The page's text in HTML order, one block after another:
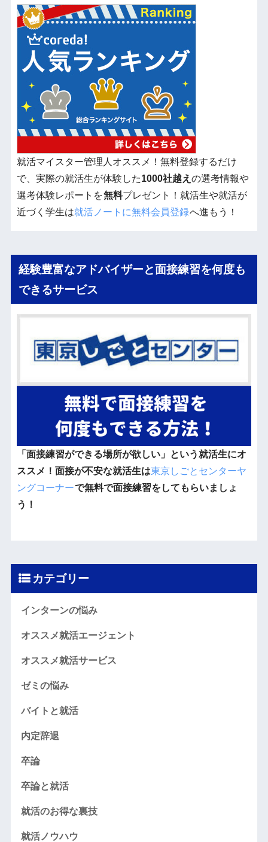
就活マイスター管理人オススメ！無料登録するだけ
で、実際の就活生が体験した1000社越え の選考情報や
選考体験レポートを無料プレゼント！就活生や就活が
近づく学生は就活ノートに無料会員登録へ進もう！
経験豊富なアドバイザーと面接練習を何度も
できるサービス
「面接練習ができる場所が欲しい」という就活生にオ
ススメ！面接が不安な就活生は東京しごとセンターヤ
ングコーナーで無料で面接練習をしてもらいましょ
う！
カテゴリー
インターンの悩み
オススメ就活エージェント
オススメ就活サービス
ゼミの悩み
バイトと就活
内定辞退
卒論
卒論と就活
就活のお得な裏技
就活ノウハウ